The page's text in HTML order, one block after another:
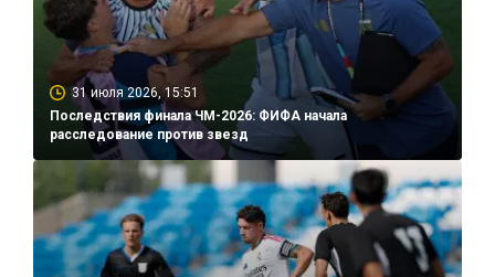
31 июля 2026, 15:51
Последствия финала ЧМ-2026: ФИФА начала
расследование против звезд